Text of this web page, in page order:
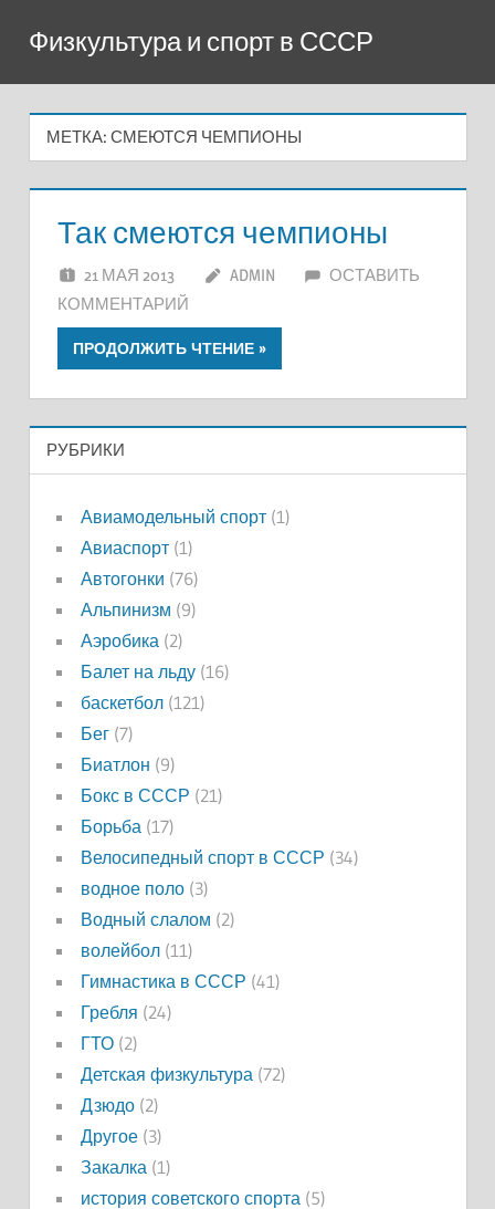
содержимому
Физкультура и спорт в СССР
МЕТКА: СМЕЮТСЯ ЧЕМПИОНЫ
Так смеются чемпионы
21 МАЯ 2013 ADMIN
ОСТАВИТЬ
КОММЕНТАРИЙ
ПРОДОЛЖИТЬ ЧТЕНИЕ
РУБРИКИ
Авиамодельный спорт(1)
Авиаспорт(1)
Автогонки (76)
Альпинизм (9)
Аэробика(2)
Балет на льду(16)
баскетбол(121)
Бег(7)
Биатлон (9)
Бокс в СССР (21)
Борьба(17)
Велосипедный спорт в СССР (34)
водное поло(3)
Водный слалом (2)
волейбол(11)
Гимнастика в СССР (41)
Гребля (24)
ГТО(2)
Детская физкультура(72)
Дзюдо(2)
Другое(3)
Закалка(1)
история советского спорта(5)